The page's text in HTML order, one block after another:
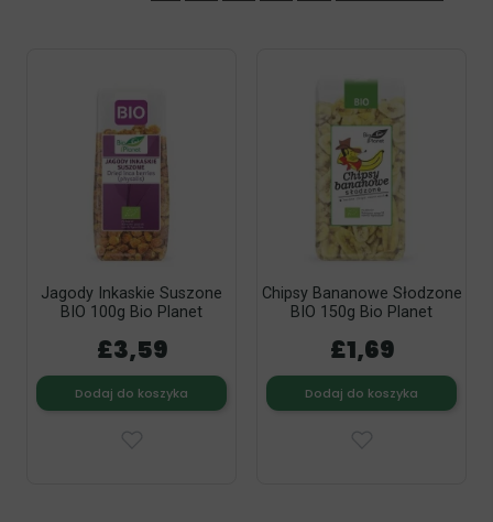
Jagody Inkaskie Suszone
BIO 100g Bio Planet
£3,59
Dodaj do koszyka
Chipsy Bananowe Słodzone
BIO 150g Bio Planet
£1,69
Dodaj do koszyka